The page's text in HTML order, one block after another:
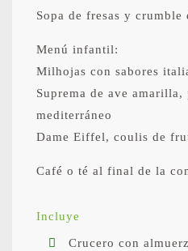
Sopa de fresas y crumble
Menú infantil:
Milhojas con sabores
Suprema de ave amarilla,
mediterráneo
Dame Eiffel, coulis de
Café o té al final de la
Incluye
Crucero con